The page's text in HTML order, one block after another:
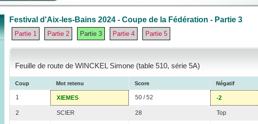
Festival d'Aix-les-Bains 2024 - Coupe de la Fédération - Partie 3
Partie 1 Partie 2 Partie 3 Partie 4 Partie 5
Feuille de route de WINCKEL Simone (table 510, série 5A)
Coup Mot retenu Score Négatif
1 XIEMES 50 / 52 -2
2 SCIER 28 Top